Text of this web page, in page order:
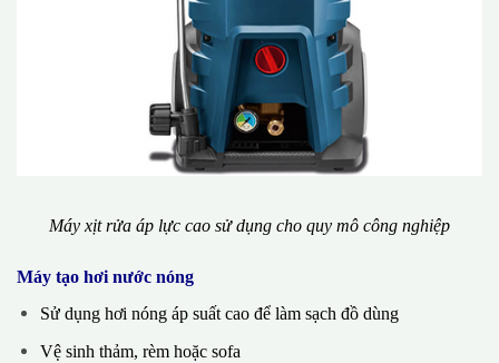
Máy xịt rửa áp lực cao sử dụng cho quy mô công nghiệp
Máy tạo hơi nước nóng
Sử dụng hơi nóng áp suất cao để làm sạch đồ dùng
Vệ sinh thảm, rèm hoặc sofa